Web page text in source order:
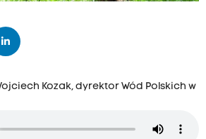
Kozak, dyrektor Wód Polskich w